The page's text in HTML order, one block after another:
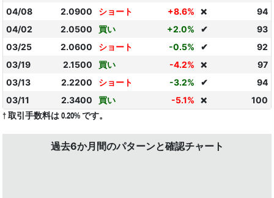
04/08
2.0900 ショート +8.6% ❌
94
04/02
2.0500 買い +2.0% ✔
93
03/25
2.0600 ショート -0.5% ✔
92
03/19
2.1500 買い -4.2% ❌
97
03/13
2.2200 ショート -3.2% ✔
94
03/11
2.3400 買い -5.1% ❌ 100
† 取引手数料は 0.20% です。
過去6か月間のパターンと確認チャート